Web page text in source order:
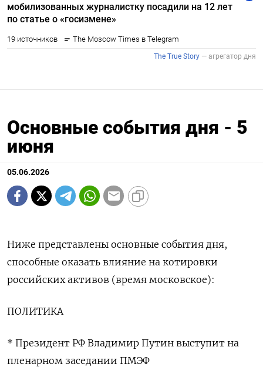
Основные события дня - 5
июня
05.06.2026
Ниже представлены основные события дня,
способные оказать влияние на котировки
российских активов (время московское):
ПОЛИТИКА
* Президент РФ Владимир Путин выступит на
пленарном заседании ‌ПМЭФ